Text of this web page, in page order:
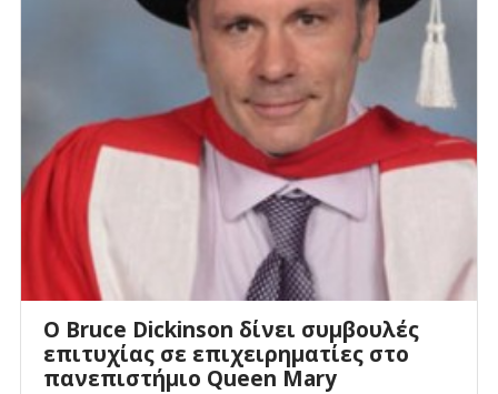
Ο Bruce Dickinson δίνει συμβουλές
επιτυχίας σε επιχειρηματίες στο
πανεπιστήμιο Queen Mary